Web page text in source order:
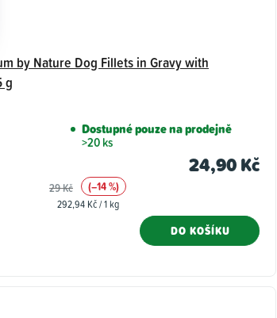
by Nature Dog Fillets in Gravy with
g
Dostupné pouze na prodejně
>20 ks
24,90 Kč
29 Kč (–14 %)
Měrná
292,94 Kč / 1 kg
DO KOŠÍKU